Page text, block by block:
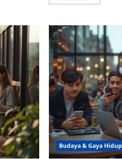
more
Doa
Digital
Jadi
Tren
Baru
Generasi
Muda
Budaya & Gaya Hidup